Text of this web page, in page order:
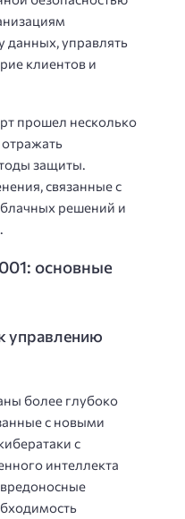
данных, управлять
клиентов и
прошел несколько
защиты.
связанные с
решений и
основные
управлению
более глубоко
с новыми
с
интеллекта